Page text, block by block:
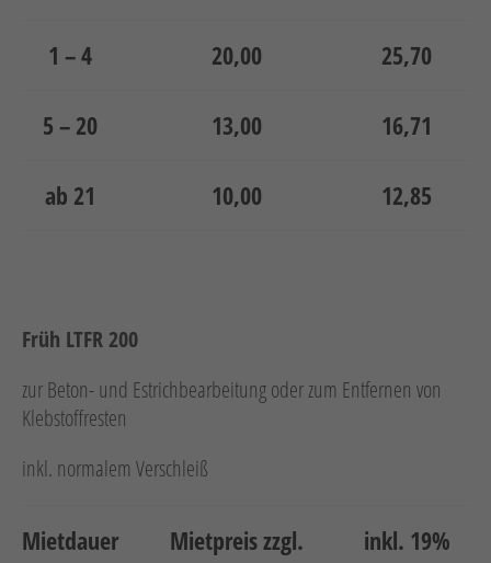
1 – 4 20,00 25,70
5 – 20 13,00 16,71
ab 21 10,00 12,85
Früh LTFR 200
zur Beton- und Estrichbearbeitung oder zum Entfernen von
Klebstoffresten
inkl. normalem Verschleiß
Mietdauer
Mietpreis zzgl.
inkl. 19%